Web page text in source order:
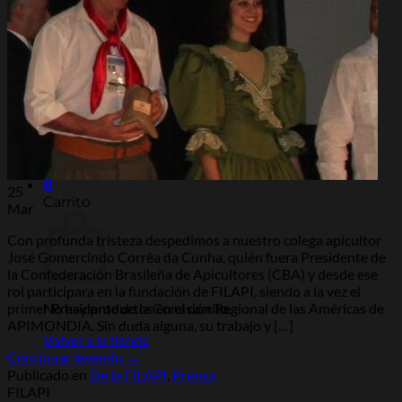
Anteriores
Argentina 2026
Actividades
De la FILAPI
De la Region
Noticias
Contacto
0
Carrito
No hay productos en el carrito.
Volver a la tienda
25
Mar
Con profunda tristeza despedimos a nuestro colega apicultor
José Gomercindo Corrêa da Cunha, quién fuera Presidente de
la Confederación Brasileña de Apicultores (CBA) y desde ese
rol participara en la fundación de FILAPI, siendo a la vez el
primer Presidente de la Comisión Regional de las Américas de
APIMONDIA. Sin duda alguna, su trabajo y […]
Continuar leyendo →
Publicado en De la FILAPI Prensa
FILAPI